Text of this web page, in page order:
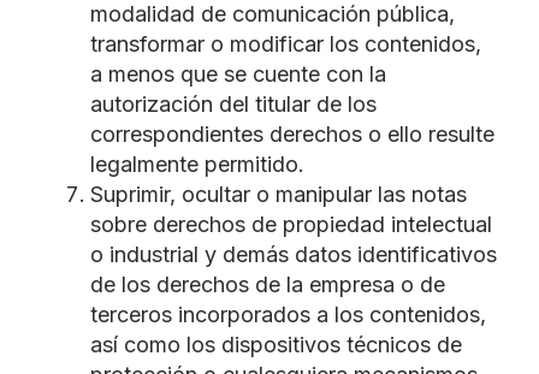
modalidad de comunicación pública,
transformar o modificar los contenidos,
a menos que se cuente con la
autorización del titular de los
correspondientes derechos o ello resulte
legalmente permitido.
Suprimir, ocultar o manipular las notas
sobre derechos de propiedad intelectual
o industrial y demás datos identificativos
de los derechos de la empresa o de
terceros incorporados a los contenidos,
así como los dispositivos técnicos de